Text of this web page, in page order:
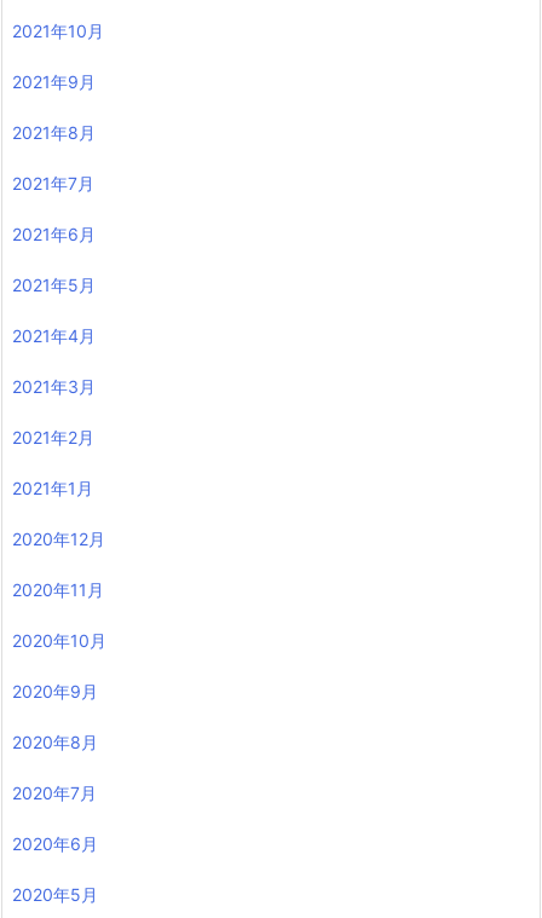
2021年10月
2021年9月
2021年8月
2021年7月
2021年6月
2021年5月
2021年4月
2021年3月
2021年2月
2021年1月
2020年12月
2020年11月
2020年10月
2020年9月
2020年8月
2020年7月
2020年6月
2020年5月